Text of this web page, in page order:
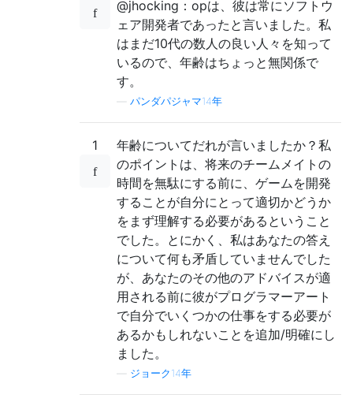
@jhocking：opは、彼は常にソフトウ
ェア開発者であったと言いました。私
はまだ10代の数人の良い人々を知って
いるので、年齢はちょっと無関係で
す。
パンダパジャマ14年
1
年齢についてだれが言いましたか？私
のポイントは、将来のチームメイトの
時間を無駄にする前に、ゲームを開発
することが自分にとって適切かどうか
をまず理解する必要があるということ
でした。とにかく、私はあなたの答え
について何も矛盾していませんでした
が、あなたのその他のアドバイスが適
用される前に彼がプログラマーアート
で自分でいくつかの仕事をする必要が
あるかもしれないことを追加/明確にし
ました。
ジョーク14年